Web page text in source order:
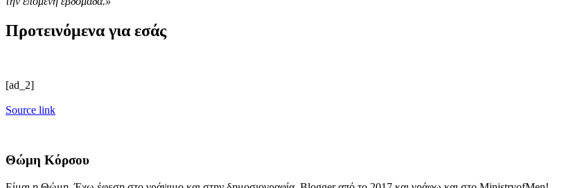
Προτεινόμενα για εσάς
[ad_2]
Source link
Θώμη Κόρσου